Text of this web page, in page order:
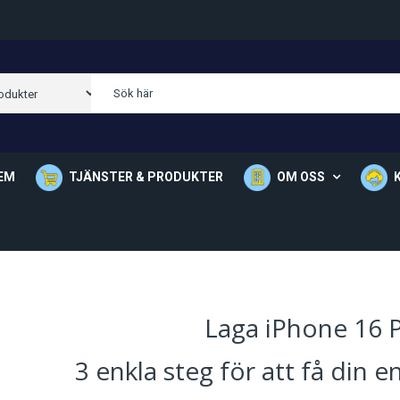
TJÄNSTER & PRODUKTER OM OSS
Laga iPhone 16
3 enkla steg för att få din